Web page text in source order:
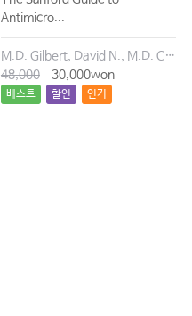
Antimicro...
M.D. Gilbert, David N., M.D. Chambers, Henry F., M.D. Eliopoulos, George M., M.D. Saag, Michael S., M.D. Pavia, Andrew T.
48,000
30,000won
베스트 할인 인기